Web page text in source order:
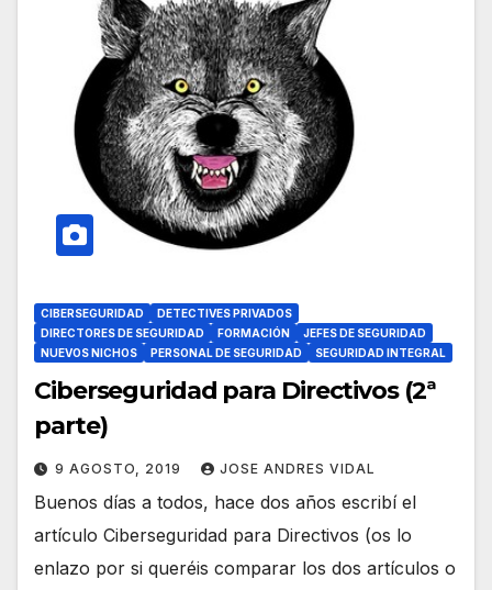
CIBERSEGURIDAD
DETECTIVES PRIVADOS
DIRECTORES DE SEGURIDAD
FORMACIÓN
JEFES DE SEGURIDAD
NUEVOS NICHOS
PERSONAL DE SEGURIDAD SEGURIDAD INTEGRAL
Ciberseguridad para Directivos (2ª
parte)
9 AGOSTO, 2019 JOSE ANDRES VIDAL
Buenos días a todos, hace dos años escribí el
artículo Ciberseguridad para Directivos (os lo
enlazo por si queréis comparar los dos artículos o